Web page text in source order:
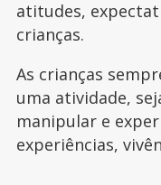
atitudes,
crianças.
As crianças
uma atividade,
manipular e
experiências,